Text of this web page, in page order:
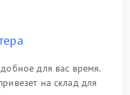
для вас время.
на склад для